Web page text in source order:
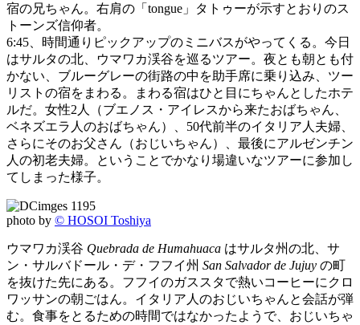
宿の兄ちゃん。右肩の「tongue」タトゥーが示すとおりのス
トーンズ信仰者。
6:45、時間通りピックアップのミニバスがやってくる。今日
はサルタの北、ウマワカ渓谷を巡るツアー。夜とも朝とも付
かない、ブルーグレーの街路の中を助手席に乗り込み、ツー
リストの宿をまわる。まわる宿はひと目にちゃんとしたホテ
ルだ。女性2人（ブエノス・アイレスから来たおばちゃん、
ベネズエラ人のおばちゃん）、50代前半のイタリア人夫婦、
さらにそのお父さん（おじいちゃん）、最後にアルゼンチン
人の初老夫婦。ということでかなり場違いなツアーに参加し
てしまった様子。
photo by © HOSOI Toshiya
ウマワカ渓谷 Quebrada de Humahuaca はサルタ州の北、サ
ン・サルバドール・デ・フフイ州 San Salvador de Jujuy の町
を抜けた先にある。フフイのガススタで熱いコーヒーにクロ
ワッサンの朝ごはん。イタリア人のおじいちゃんと会話が弾
む。食事をとるための時間ではなかったようで、おじいちゃ